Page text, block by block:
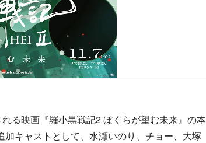
る映画『羅小黒戦記2 ぼくらが望む未来』の本
キャストとして、水瀬いのり、チョー、大塚